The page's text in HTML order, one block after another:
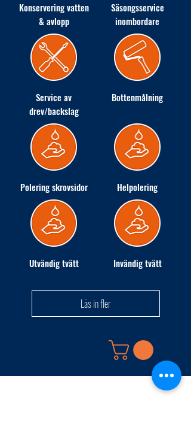
Konservering vatten
& avlopp
Säsongsservice
inombordare
Service av
drev/backslag
Bottenmålning
Polering skrovsidor Helpolering
Utvändig tvätt Invändig tvätt
Läs in fler